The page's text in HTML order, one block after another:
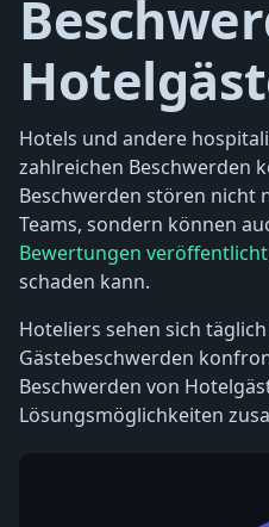
Hotels und andere
zahlreichen Beschwerden
Beschwerden stören nicht
Teams, sondern können
Bewertungen veröffentlicht
schaden kann.
Hoteliers sehen sich
Gästebeschwerden
Beschwerden von
Lösungsmöglichkeiten